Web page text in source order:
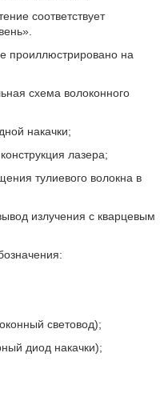
соответствует
проиллюстрировано на
схема волоконного
накачки;
лазера;
тулиевого волокна в
излучения с кварцевым
световод);
диод накачки);